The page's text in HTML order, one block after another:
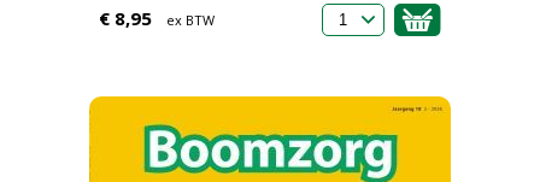
€ 8,95 ex BTW